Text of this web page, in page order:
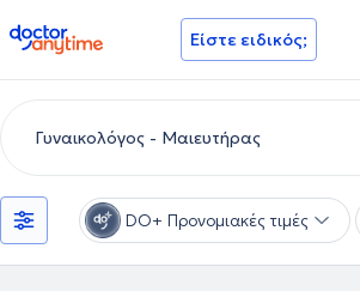
doctoranytime Είστε ειδικός;
DO+ Προνομιακές τιμές